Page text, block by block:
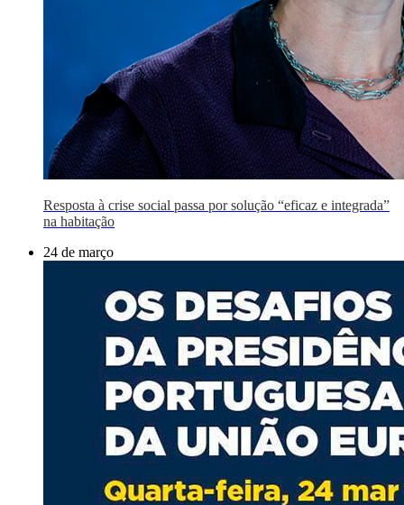
Resposta à crise social passa por solução “eficaz e integrada”
na habitação
24 de março